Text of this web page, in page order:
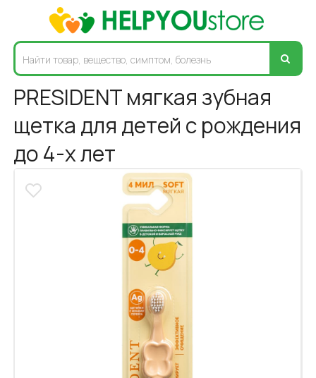
PRESIDENT мягкая зубная
щетка для детей с рождения
до 4-х лет